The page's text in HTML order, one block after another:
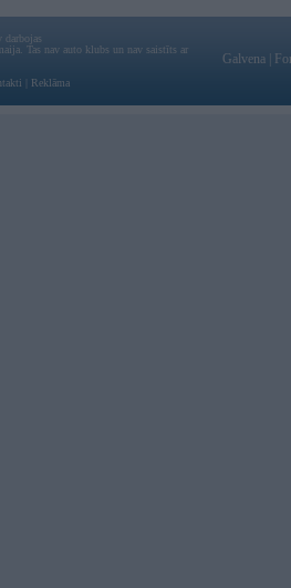
darbojas
Tas nav auto klubs un nav saistīts ar
Reklāma
Galvena